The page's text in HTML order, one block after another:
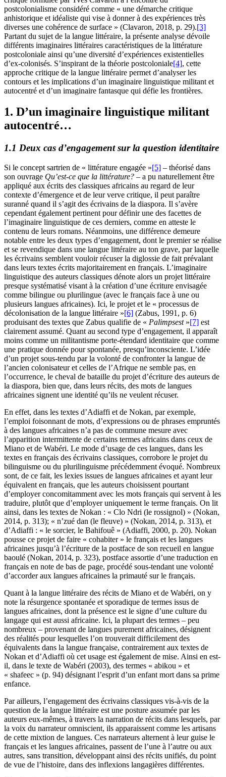
postcolonialisme considéré comme « une démarche critique
anhistorique et idéaliste qui vise à donner à des expériences très
diverses une cohérence de surface » (Clavaron, 2018, p. 29).[3]
Partant du sujet de la langue littéraire, la présente analyse dévoile
différents imaginaires littéraires caractéristiques de la littérature
postcoloniale ainsi qu’une diversité d’expériences existentielles
d’ex-colonisés. S’inspirant de la théorie postcoloniale[4], cette
approche critique de la langue littéraire permet d’analyser les
contours et les implications d’un imaginaire linguistique militant et
autocentré et d’un imaginaire fantasque qui défie les frontières.
1. D’un imaginaire linguistique militant
autocentré…
1.1 Deux cas d’engagement sur la question identitaire
Si le concept sartrien de « littérature engagée »[5] – théorisé dans
son ouvrage Qu’est-ce que la littérature? – a pu naturellement être
appliqué aux écrits des classiques africains au regard de leur
contexte d’émergence et de leur verve critique, il peut paraître
suranné quand il s’agit des écrivains de la diaspora. Il s’avère
cependant également pertinent pour définir une des facettes de
l’imaginaire linguistique de ces derniers, comme en atteste le
contenu de leurs romans. Néanmoins, une différence demeure
notable entre les deux types d’engagement, dont le premier se réalise
et se revendique dans une langue littéraire au ton grave, par laquelle
les écrivains semblent vouloir récuser la diglossie de fait prévalant
dans leurs textes écrits majoritairement en français. L’imaginaire
linguistique des auteurs classiques dénote alors un projet littéraire
presque systématisé visant à la création d’une écriture envisagée
comme bilingue ou plurilingue (avec le français face à une ou
plusieurs langues africaines). Ici, le projet et le « processus de
décolonisation de la langue littéraire »[6] (Zabus, 1991, p. 6)
produisant des textes que Zabus qualifie de « Palimpsest»[7] est
clairement assumé. Quant au second type d’engagement, il apparaît
moins comme un militantisme porte-étendard identitaire que comme
une pratique donnée pour spontanée, presqu’inconsciente. L’idée
d’un projet sous-tendu par la volonté de confronter la langue de
l’ancien colonisateur et celles de l’Afrique ne semble pas, en
l’occurrence, le cheval de bataille du projet d’écriture des auteurs de
la diaspora, bien que, dans leurs récits, des mots de langues
africaines signent une identité qu’ils ne veulent récuser.
En effet, dans les textes d’Adiaffi et de Nokan, par exemple,
l’emploi foisonnant de mots, d’expressions ou de phrases empruntés
à des langues africaines n’a pas de commune mesure avec
l’apparition intermittente de certains termes africains dans ceux de
Miano et de Wabéri. Le mode d’usage de ces langues, dans les
textes en français des écrivains classiques, corrobore le projet du
bilinguisme ou du plurilinguisme précédemment évoqué. Nombreux
sont, de ce fait, les lexies issues de langues africaines et ayant leur
équivalent en français, que les auteurs choisissent pourtant
d’employer concomitamment avec les mots français qui servent à les
traduire, plutôt que d’employer uniquement le terme français. On lit
ainsi, dans les textes de Nokan : « Clo Ndri (le rossignol) » (Nokan,
2014, p. 313); « n’zué dan (le fleuve) » (Nokan, 2014, p. 313), et
d’Adiaffi : « le sorcier, le Bahifouê » (Adiaffi, 2000, p. 20). Nokan
pousse ce projet de faire « cohabiter » le français et les langues
africaines jusqu’à l’écriture de la postface de son recueil en langue
baoulé (Nokan, 2014, p. 323), postface assortie d’une traduction en
français en note de bas de page, procédé sous-tendant une volonté
d’accorder aux langues africaines la primauté sur le français.
Quant à la langue littéraire des récits de Miano et de Wabéri, on y
note la résurgence spontanée et sporadique de termes issus de
langues africaines, dont la présence est le signe d’une culture du
langage qui est aussi africaine. Ici, la plupart des termes – peu
nombreux – provenant de langues purement africaines, désignent
des réalités pour lesquelles l’on trouverait difficilement des
équivalents dans la langue française, contrairement aux textes de
Nokan et d’Adiaffi où cet usage est également de mise. Ainsi en est-
il, dans le texte de Wabéri (2003), des termes « abikou » et
« shafeec » (p. 94) désignant l’esprit d’un enfant mort dans sa prime
enfance.
Par ailleurs, l’engagement des écrivains classiques vis-à-vis de la
question de la langue littéraire est une posture assumée par les
auteurs eux-mêmes, à travers la narration de récits dans lesquels, par
la voix du narrateur omniscient, ils apparaissent comme les artisans
de cette mixtion de langues. Ces narrateurs alternent à leur guise le
français et les langues africaines, passent de l’une à l’autre ou aux
autres, sans transition, développant ainsi des récits unifiés, du point
de vue de l’histoire, dans des inflexions langagières différentes.